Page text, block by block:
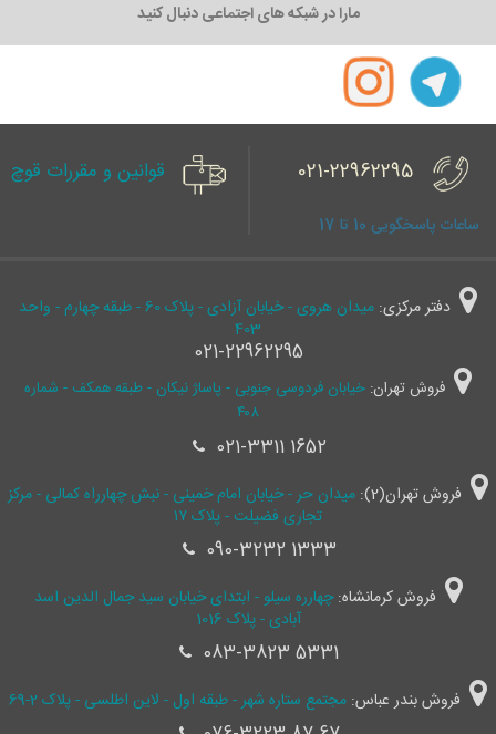
مارا در شبکه های اجتماعی دنبال کنید
021-22962295
ساعات پاسخگویی 10 تا 17
قوانین و مقررات قوچ
دفتر مرکزی:
میدان هروی - خیابان آزادی - پلاک 60 - طبقه چهارم - واحد
403
021-22962295
فروش تهران: خیابان فردوسی جنوبی - پاساژ نیکان - طبقه همکف - شماره
۴۰۸
021-3311 1652
فروش تهران(2):
میدان حر - خیابان امام خمینی - نبش چهارراه کمالی - مرکز
تجاری فضیلت - پلاک ۱۷
090-3232 1333
فروش کرمانشاه:چهارره سیلو - ابتدای خیابان سید جمال ‌الدین اسد
آبادی - پلاک 1016
083-3823 5331
فروش بندر عباس: مجتمع ستاره شهر - طبقه اول - لاین اطلسی - پلاک 2-69